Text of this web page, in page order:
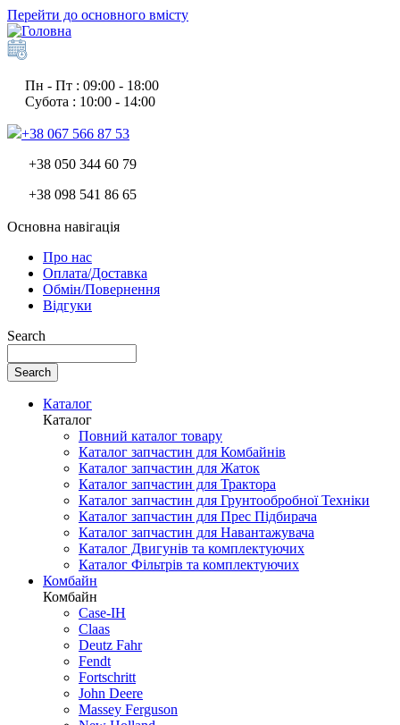
Перейти до основного вмісту
Пн - Пт : 09:00 - 18:00
Субота : 10:00 - 14:00
+38 067 566 87 53
+38 050 344 60 79
+38 098 541 86 65
Основна навігація
Про нас
Оплата/Доставка
Обмін/Повернення
Відгуки
Search
Search
Каталог
Каталог
Повний каталог товару
Каталог запчастин для Комбайнів
Каталог запчастин для Жаток
Каталог запчастин для Трактора
Каталог запчастин для Грунтообробної Техніки
Каталог запчастин для Прес Підбирача
Каталог запчастин для Навантажувача
Каталог Двигунів та комплектуючих
Каталог Фільтрів та комплектуючих
Комбайн
Комбайн
Case-IH
Claas
Deutz Fahr
Fendt
Fortschritt
John Deere
Massey Ferguson